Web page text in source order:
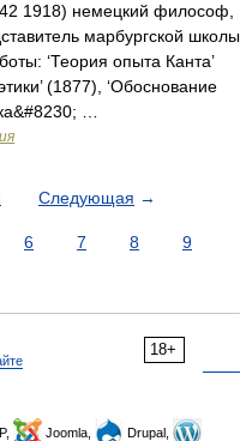
1918) немецкий философ,
марбургской школы
‘Теория опыта Канта’
(1877), ‘Обоснование
…
Следующая →
6 7 8
9
18+
Joomla,
Drupal,